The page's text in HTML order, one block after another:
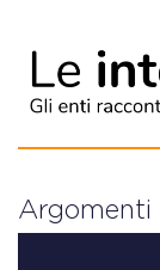
Argomenti